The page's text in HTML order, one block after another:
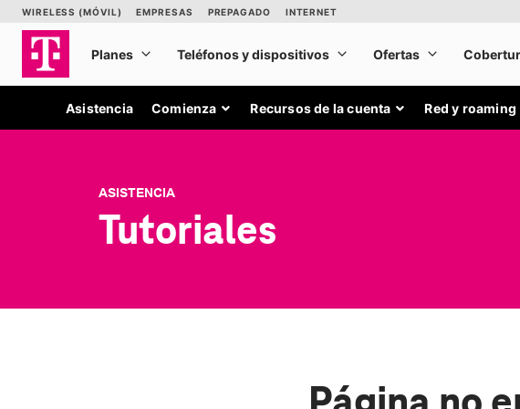
Asistencia Comienza Recursos de la cuenta Red y roaming
ASISTENCIA
Tutoriales